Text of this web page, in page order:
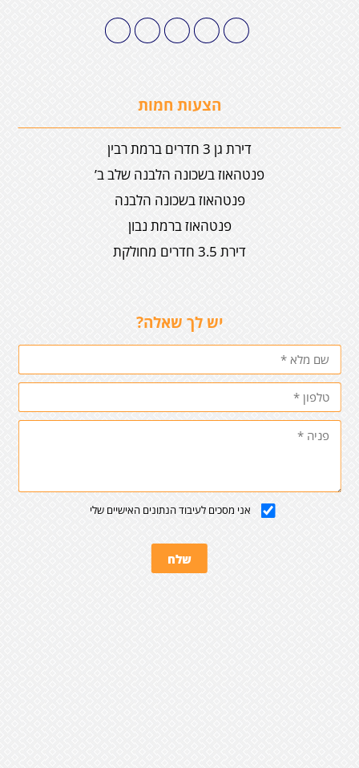
הצעות חמות
דירת גן 3 חדרים ברמת רבין
פנטהאוז בשכונה הלבנה שלב ב’
פנטהאוז בשכונה הלבנה
פנטהאוז ברמת נבון
דירת 3.5 חדרים מחולקת
יש לך שאלה?
אני מסכים לעיבוד הנתונים האישיים שלי